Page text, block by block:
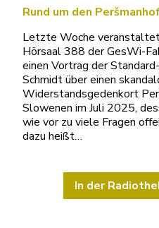
Rund um den
Letzte Woche
Hörsaal 388 der GesWi-
einen Vortrag der
Schmidt über einen
Widerstandsgedenkort
Slowenen im Juli 2025,
wie vor zu viele Fragen
dazu heißt…
In der